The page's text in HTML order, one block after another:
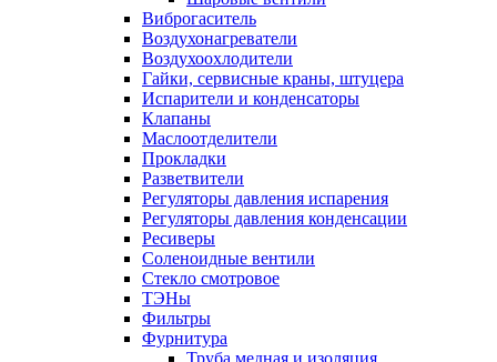
Виброгаситель
Воздухонагреватели
Воздухоохлодители
Гайки, сервисные краны, штуцера
Испарители и конденсаторы
Клапаны
Маслоотделители
Прокладки
Разветвители
Регуляторы давления испарения
Регуляторы давления конденсации
Ресиверы
Соленоидные вентили
Стекло смотровое
ТЭНы
Фильтры
Фурнитура
Труба медная и изоляция